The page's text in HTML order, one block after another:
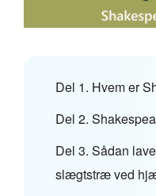
Del 1. Hvem er
Del 2.
Del 3. Sådan
slægtstræ ved